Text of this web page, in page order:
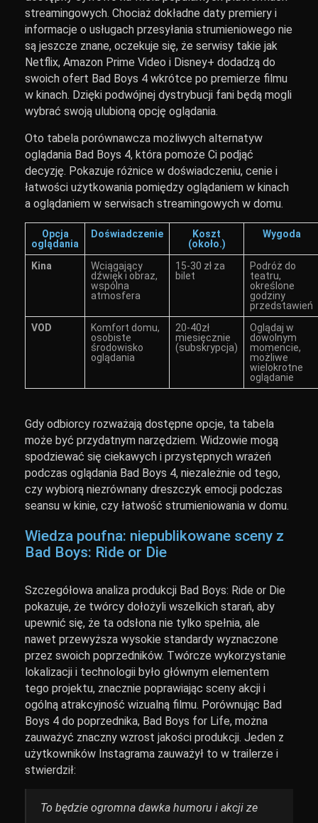
streamingowych. Chociaż dokładne daty premiery i
informacje o usługach przesyłania strumieniowego nie
są jeszcze znane, oczekuje się, że serwisy takie jak
Netflix, Amazon Prime Video i Disney+ dodadzą do
swoich ofert Bad Boys 4 wkrótce po premierze filmu
w kinach. Dzięki podwójnej dystrybucji fani będą mogli
wybrać swoją ulubioną opcję oglądania.
Oto tabela porównawcza możliwych alternatyw
oglądania Bad Boys 4, która pomoże Ci podjąć
decyzję. Pokazuje różnice w doświadczeniu, cenie i
łatwości użytkowania pomiędzy oglądaniem w kinach
a oglądaniem w serwisach streamingowych w domu.
Opcja
oglądania
Doświadczenie
Koszt
(około.)
Wygoda
Kina
Wciągający
dźwięk i obraz,
wspólna
atmosfera
15-30 zł za
bilet
Podróż do
teatru,
określone
godziny
przedstawień
VOD
Komfort domu,
osobiste
środowisko
oglądania
20-40zł
miesięcznie
(subskrypcja)
Oglądaj w
dowolnym
momencie,
możliwe
wielokrotne
oglądanie
Gdy odbiorcy rozważają dostępne opcje, ta tabela
może być przydatnym narzędziem. Widzowie mogą
spodziewać się ciekawych i przystępnych wrażeń
podczas oglądania Bad Boys 4, niezależnie od tego,
czy wybiorą niezrównany dreszczyk emocji podczas
seansu w kinie, czy łatwość strumieniowania w domu.
Wiedza poufna: niepublikowane sceny z
Bad Boys: Ride or Die
Szczegółowa analiza produkcji Bad Boys: Ride or Die
pokazuje, że twórcy dołożyli wszelkich starań, aby
upewnić się, że ta odsłona nie tylko spełnia, ale
nawet przewyższa wysokie standardy wyznaczone
przez swoich poprzedników. Twórcze wykorzystanie
lokalizacji i technologii było głównym elementem
tego projektu, znacznie poprawiając sceny akcji i
ogólną atrakcyjność wizualną filmu. Porównując Bad
Boys 4 do poprzednika, Bad Boys for Life, można
zauważyć znaczny wzrost jakości produkcji. Jeden z
użytkowników Instagrama zauważył to w trailerze i
stwierdził:
To będzie ogromna dawka humoru i akcji ze